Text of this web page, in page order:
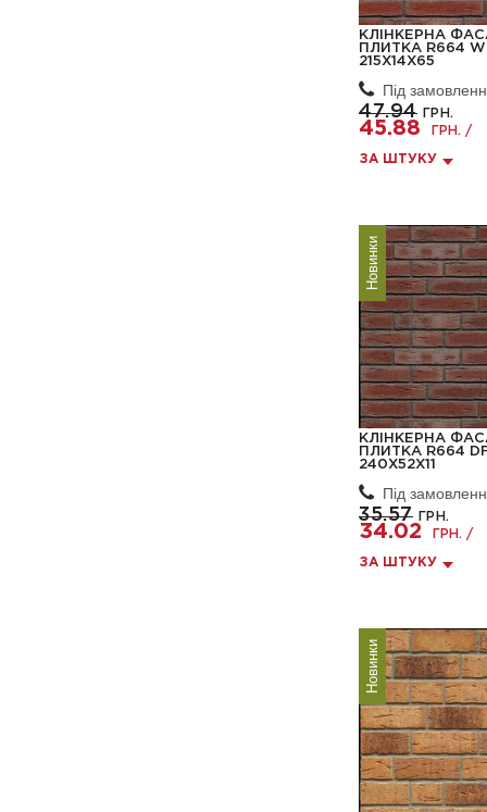
КЛІНКЕРНА
ПЛИТКА R664
215X14X65
Під
47.94 ГРН.
45.88 ГРН. /
ЗА ШТУКУ
Новинки
КЛІНКЕРНА
ПЛИТКА R664
240X52X11
Під
35.57 ГРН.
34.02 ГРН. /
ЗА ШТУКУ
Новинки